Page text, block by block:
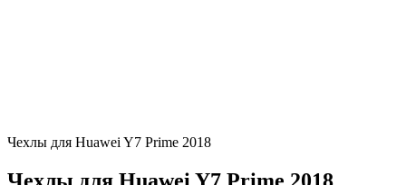
Чехлы для Huawei Y7 Prime 2018